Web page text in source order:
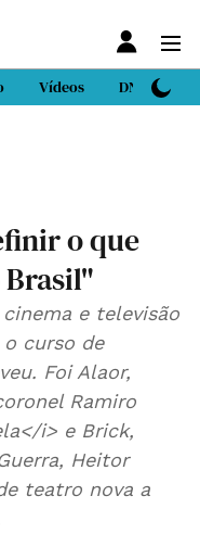
Vídeos DN Sport
o que
e televisão
o curso de
Foi Alaor,
Ramiro
i> e Brick,
Heitor
teatro nova a